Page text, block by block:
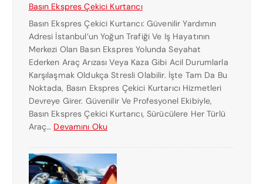
Basın Ekspres Çekici Kurtarıcı
Basın Ekspres Çekici Kurtarıcı: Güvenilir Yardımın
Adresi İstanbul’un Yoğun Trafiği Ve Iş Hayatının
Merkezi Olan Basın Ekspres Yolunda Seyahat
Ederken Araç Arızası Veya Kaza Gibi Acil Durumlarla
Karşılaşmak Oldukça Stresli Olabilir. İşte Tam Da Bu
Noktada, Basın Ekspres Çekici Kurtarıcı Hizmetleri
Devreye Girer. Güvenilir Ve Profesyonel Ekibiyle,
Basın Ekspres Çekici Kurtarıcı, Sürücülere Her Türlü
Araç… Devamını Oku:
A
S
I